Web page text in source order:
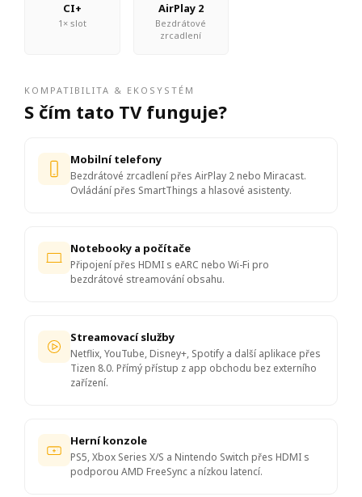
CI+
1× slot
AirPlay 2
Bezdrátové
zrcadlení
KOMPATIBILITA & EKOSYSTÉM
S čím tato TV funguje?
Mobilní telefony
Bezdrátové zrcadlení přes AirPlay 2 nebo Miracast.
Ovládání přes SmartThings a hlasové asistenty.
Notebooky a počítače
Připojení přes HDMI s eARC nebo Wi-Fi pro
bezdrátové streamování obsahu.
Streamovací služby
Netflix, YouTube, Disney+, Spotify a další aplikace přes
Tizen 8.0. Přímý přístup z app obchodu bez externího
zařízení.
Herní konzole
PS5, Xbox Series X/S a Nintendo Switch přes HDMI s
podporou AMD FreeSync a nízkou latencí.